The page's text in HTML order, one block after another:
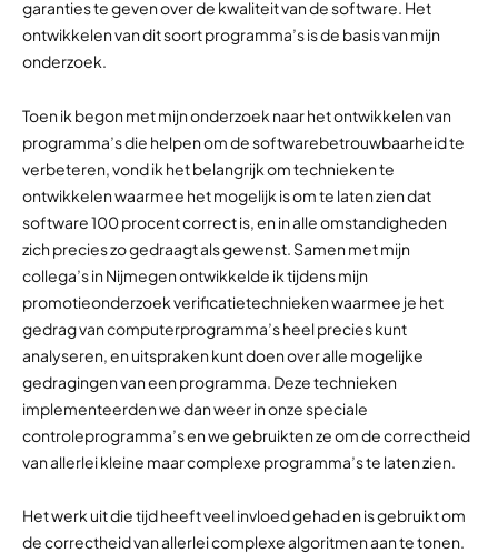
garanties te geven over de kwaliteit van de software. Het
ontwikkelen van dit soort programma’s is de basis van mijn
onderzoek.
Toen ik begon met mijn onderzoek naar het ontwikkelen van
programma’s die helpen om de softwarebetrouwbaarheid te
verbeteren, vond ik het belangrijk om technieken te
ontwikkelen waarmee het mogelijk is om te laten zien dat
software 100 procent correct is, en in alle omstandigheden
zich precies zo gedraagt als gewenst. Samen met mijn
collega’s in Nijmegen ontwikkelde ik tijdens mijn
promotieonderzoek verificatietechnieken waarmee je het
gedrag van computerprogramma’s heel precies kunt
analyseren, en uitspraken kunt doen over alle mogelijke
gedragingen van een programma. Deze technieken
implementeerden we dan weer in onze speciale
controleprogramma’s en we gebruikten ze om de correctheid
van allerlei kleine maar complexe programma’s te laten zien.
Het werk uit die tijd heeft veel invloed gehad en is gebruikt om
de correctheid van allerlei complexe algoritmen aan te tonen.